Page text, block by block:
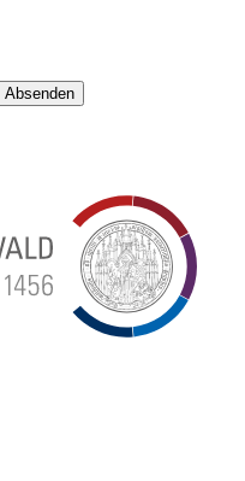
Absenden